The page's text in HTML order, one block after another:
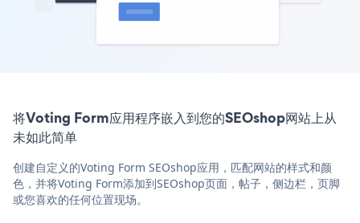
将Voting Form应用程序嵌入到您的SEOshop网站上从
未如此简单
创建自定义的Voting Form SEOshop应用，匹配网站的样式和颜
色，并将Voting Form添加到SEOshop页面，帖子，侧边栏，页脚
或您喜欢的任何位置现场。